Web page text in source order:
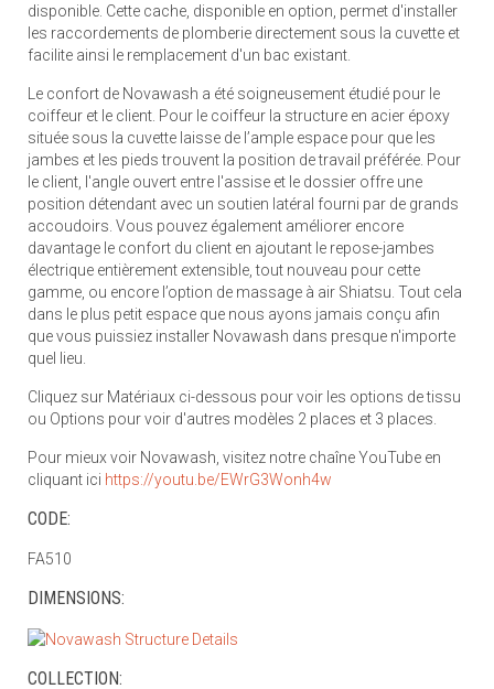
disponible. Cette cache, disponible en option, permet d'installer
les raccordements de plomberie directement sous la cuvette et
facilite ainsi le remplacement d'un bac existant.
Le confort de Novawash a été soigneusement étudié pour le
coiffeur et le client. Pour le coiffeur la structure en acier époxy
située sous la cuvette laisse de l’ample espace pour que les
jambes et les pieds trouvent la position de travail préférée. Pour
le client, l'angle ouvert entre l'assise et le dossier offre une
position détendant avec un soutien latéral fourni par de grands
accoudoirs. Vous pouvez également améliorer encore
davantage le confort du client en ajoutant le repose-jambes
électrique entièrement extensible, tout nouveau pour cette
gamme, ou encore l’option de massage à air Shiatsu. Tout cela
dans le plus petit espace que nous ayons jamais conçu afin
que vous puissiez installer Novawash dans presque n'importe
quel lieu.
Cliquez sur Matériaux ci-dessous pour voir les options de tissu
ou Options pour voir d'autres modèles 2 places et 3 places.
Pour mieux voir Novawash, visitez notre chaîne YouTube en
cliquant ici https://youtu.be/EWrG3Wonh4w
CODE:
FA510
DIMENSIONS:
COLLECTION: